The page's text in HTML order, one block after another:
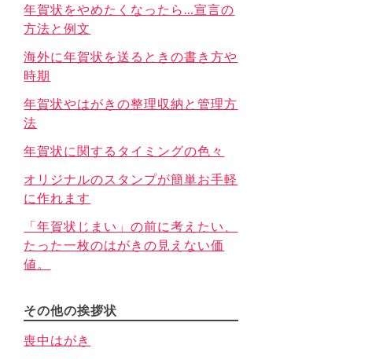
年賀状をやめたくなったら…宣言の
方法と例文
海外に年賀状を送るときの書き方や
時期
年賀状やはがきの整理収納と管理方
法
年賀状に関するタイミングの色々
オリジナルのスタンプが簡単お手軽
に作れます
「年賀状じまい」の前に考えたい、
たった一枚のはがきの見えない価
値。
その他の挨拶状
喪中はがき